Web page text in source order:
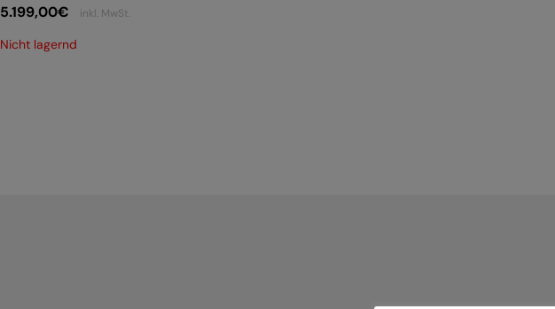
5.199,00€ inkl. MwSt.
Nicht lagernd